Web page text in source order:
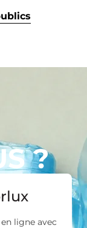
ligne avec
?